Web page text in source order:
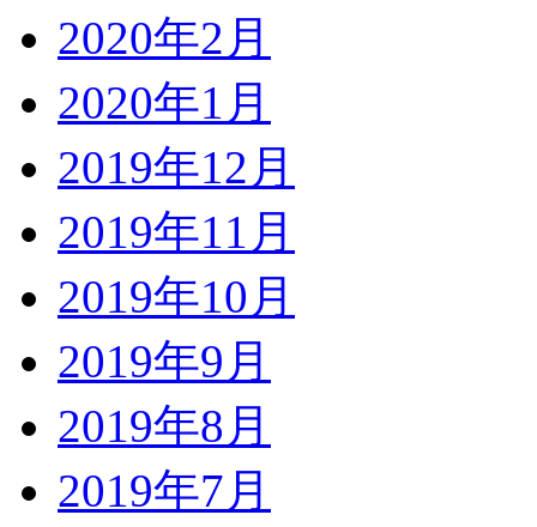
2020年2月
2020年1月
2019年12月
2019年11月
2019年10月
2019年9月
2019年8月
2019年7月